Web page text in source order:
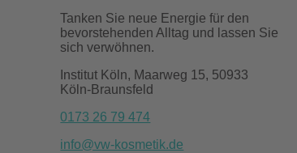
Tanken Sie neue Energie für den
bevorstehenden Alltag und lassen Sie
sich verwöhnen.
Institut Köln, Maarweg 15, 50933
Köln-Braunsfeld
0173 26 79 474
info@vw-kosmetik.de